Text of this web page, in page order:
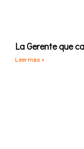
La Gerente que
Leer más »